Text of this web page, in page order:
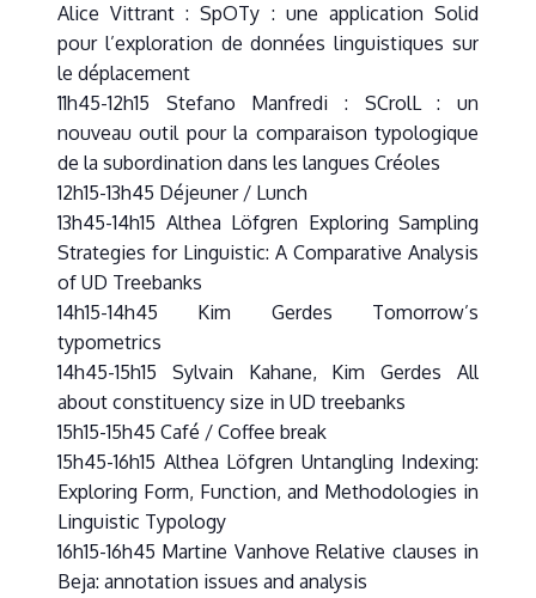
Alice Vittrant : SpOTy : une application Solid
pour l’exploration de données linguistiques sur
le déplacement
11h45-12h15 Stefano Manfredi : SCrolL : un
nouveau outil pour la comparaison typologique
de la subordination dans les langues Créoles
12h15-13h45 Déjeuner / Lunch
13h45-14h15 Althea Löfgren Exploring Sampling
Strategies for Linguistic: A Comparative Analysis
of UD Treebanks
14h15-14h45 Kim Gerdes Tomorrow’s
typometrics
14h45-15h15 Sylvain Kahane, Kim Gerdes All
about constituency size in UD treebanks
15h15-15h45 Café / Coffee break
15h45-16h15 Althea Löfgren Untangling Indexing:
Exploring Form, Function, and Methodologies in
Linguistic Typology
16h15-16h45 Martine Vanhove Relative clauses in
Beja: annotation issues and analysis